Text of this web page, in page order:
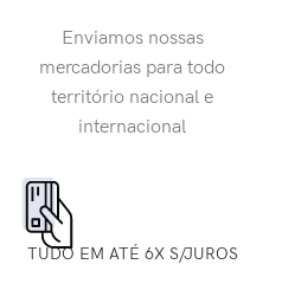
Enviamos nossas
mercadorias para todo
território nacional e
internacional
TUDO EM ATÉ 6X S/JUROS